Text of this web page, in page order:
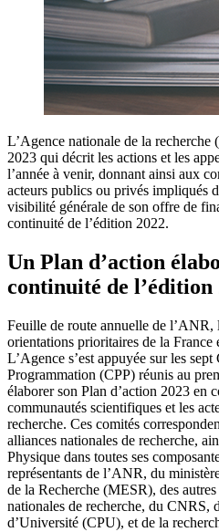
L’Agence nationale de la
2023 qui décrit les actions et les
l’année à venir, donnant ainsi aux
acteurs publics ou privés impliqués
visibilité générale de son offre de
continuité de l’édition 2022.
Un Plan d’action
continuité de l’édition
Feuille de route annuelle de l’ANR,
orientations prioritaires de la France
L’Agence s’est appuyée sur les
Programmation (CPP) réunis au
élaborer son Plan d’action 2023 en
communautés scientifiques et les
recherche. Ces comités
alliances nationales de recherche,
Physique dans toutes ses
représentants de l’ANR, du
de la Recherche (MESR), des
nationales de recherche, du CNRS,
d’Université (CPU), et de la